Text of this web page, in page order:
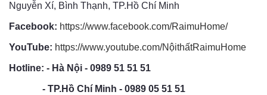
Nguyễn Xí, Bình Thạnh, TP.Hồ Chí Minh
Facebook: https://www.facebook.com/RaimuHome/
YouTube: https://www.youtube.com/NộithấtRaimuHome
Hotline: - Hà Nội - 0989 51 51 51
- TP.Hồ Chí Minh - 0989 05 51 51